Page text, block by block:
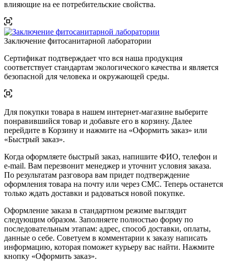
влияющие на ее потребительские свойства.
Заключение фитосанитарной лаборатории
Сертификат подтверждает что вся наша продукция
соответствует стандартам экологического качества и является
безопасной для человека и окружающей среды.
Для покупки товара в нашем интернет-магазине выберите
понравившийся товар и добавьте его в корзину. Далее
перейдите в Корзину и нажмите на «Оформить заказ» или
«Быстрый заказ».
Когда оформляете быстрый заказ, напишите ФИО, телефон и
e-mail. Вам перезвонит менеджер и уточнит условия заказа.
По результатам разговора вам придет подтверждение
оформления товара на почту или через СМС. Теперь останется
только ждать доставки и радоваться новой покупке.
Оформление заказа в стандартном режиме выглядит
следующим образом. Заполняете полностью форму по
последовательным этапам: адрес, способ доставки, оплаты,
данные о себе. Советуем в комментарии к заказу написать
информацию, которая поможет курьеру вас найти. Нажмите
кнопку «Оформить заказ».